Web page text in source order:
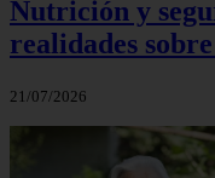
Nutrición y
realidades
21/07/2026